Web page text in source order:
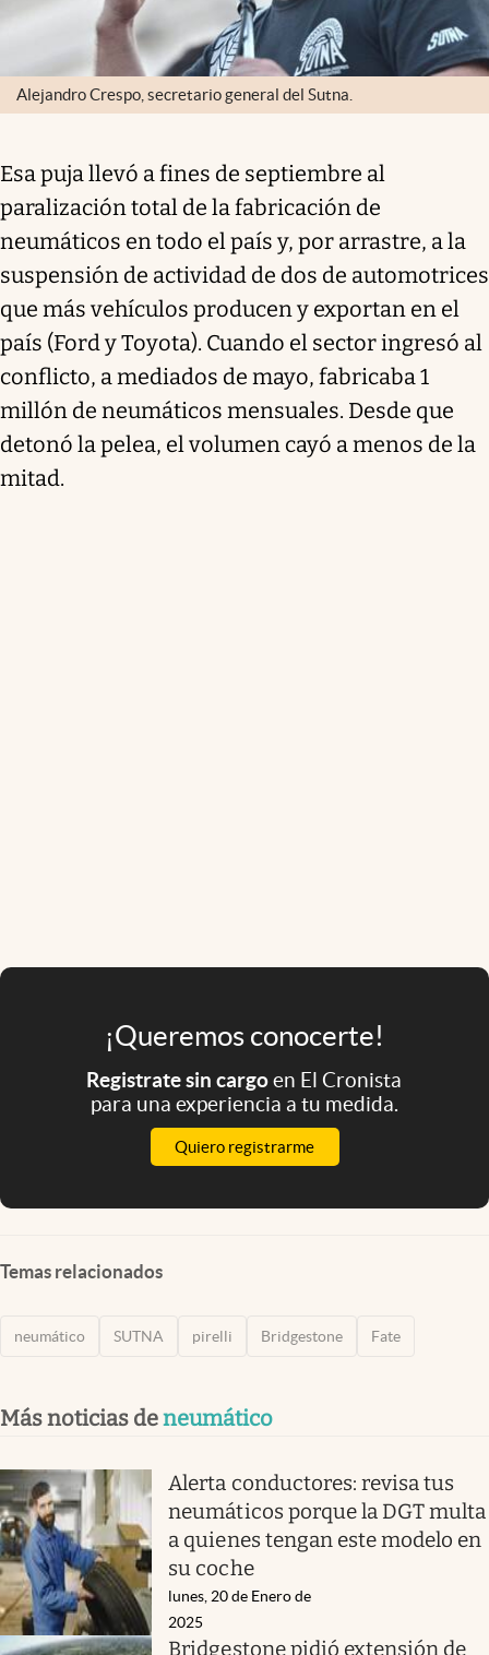
Alejandro Crespo, secretario general del Sutna.
Esa puja llevó a fines de septiembre al
paralización total de la fabricación de
neumáticos en todo el país y, por arrastre, a la
suspensión de actividad de dos de automotrices
que más vehículos producen y exportan en el
país (Ford y Toyota). Cuando el sector ingresó al
conflicto, a mediados de mayo, fabricaba 1
millón de neumáticos mensuales. Desde que
detonó la pelea, el volumen cayó a menos de la
mitad.
¡Queremos conocerte!
Registrate sin cargoen El Cronista
para una experiencia a tu medida.
Quiero registrarme
Temas relacionados
neumático SUTNA pirelli Bridgestone Fate
Más noticias deneumático
Alerta conductores: revisa tus
neumáticos porque la DGT multa
a quienes tengan este modelo en
su coche
lunes, 20 de Enero de
2025
Bridgestone pidió extensión de